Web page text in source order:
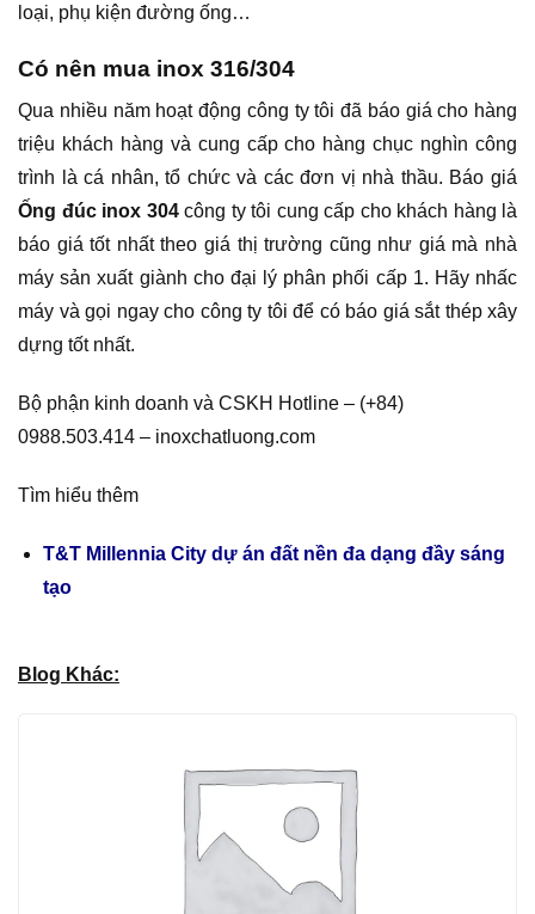
loại, phụ kiện đường ống…
Có nên mua inox 316/304
Qua nhiều năm hoạt động công ty tôi đã báo giá cho hàng
triệu khách hàng và cung cấp cho hàng chục nghìn công
trình là cá nhân, tổ chức và các đơn vị nhà thầu. Báo giá
Ống đúc inox 304công ty tôi cung cấp cho khách hàng là
báo giá tốt nhất theo giá thị trường cũng như giá mà nhà
máy sản xuất giành cho đại lý phân phối cấp 1. Hãy nhấc
máy và gọi ngay cho công ty tôi để có báo giá sắt thép xây
dựng tốt nhất.
Bộ phận kinh doanh và CSKH Hotline – (+84)
0988.503.414 – inoxchatluong.com
Tìm hiểu thêm
T&T Millennia City dự án đất nền đa dạng đầy sáng
tạo
Blog Khác: